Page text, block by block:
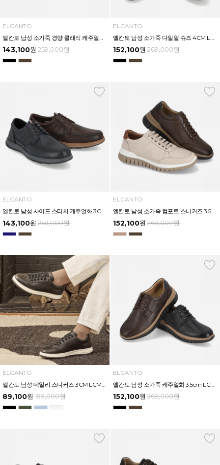
ELCANTO
143,100원 259,000원
ELCANTO
152,100원 269,000원
ELCANTO
엘칸토 남성 사이드 스티치 캐주얼화 3CM LCMC54U613
143,100원 259,000원
ELCANTO
엘칸토 남성 소가죽 컴포트 스니커즈 3.5cm LCMS86U613
152,100원 269,000원
ELCANTO
엘칸토 남성 데일리 스니커즈 3CM LCMS81U613
89,100원 199,000원
ELCANTO
엘칸토 남성 소가죽 캐주얼화 3.5cm LCMC33U613
152,100원 269,000원